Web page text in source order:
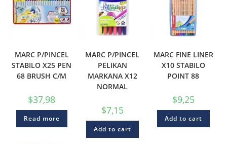
MARC P/PINCEL
STABILO X25 PEN
68 BRUSH C/M
$37,98
Read more
MARC P/PINCEL
PELIKAN
MARKANA X12
NORMAL
$7,15
Add to cart
MARC FINE LINER
X10 STABILO
POINT 88
$9,25
Add to cart